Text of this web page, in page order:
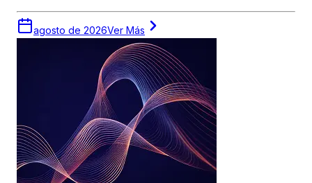
pronóstico 2026-2035.
agosto de 2026Ver Más